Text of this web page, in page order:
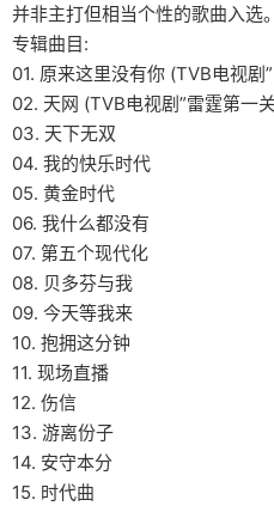
并非主打但相当个性的歌曲入选。
专辑曲目:
01. 原来这里没有你 (TVB电视剧
02. 天网 (TVB电视剧”雷霆第一
03. 天下无双
04. 我的快乐时代
05. 黄金时代
06. 我什么都没有
07. 第五个现代化
08. 贝多芬与我
09. 今天等我来
10. 抱拥这分钟
11. 现场直播
12. 伤信
13. 游离份子
14. 安守本分
15. 时代曲